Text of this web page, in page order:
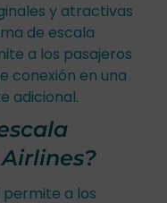
y atractivas
de escala
a los pasajeros
conexión en una
adicional.
a los